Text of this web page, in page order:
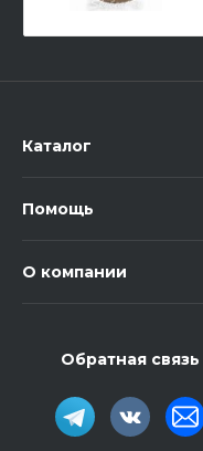
Каталог
Помощь
О компании
Обратная связь